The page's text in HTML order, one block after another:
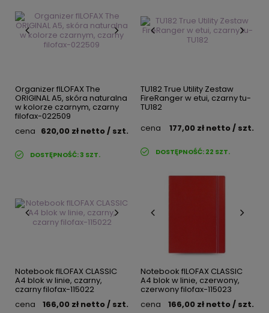
Organizer fILOFAX The
ORIGINAL A5, skóra naturalna
w kolorze czarnym, czarny
filofax-022509
cena 620,00 zł netto/ szt.
DOSTĘPNOŚĆ:3 SZT.
TU182 True Utility Zestaw
FireRanger w etui, czarny tu-
TU182
cena
177,00 zł netto/ szt.
DOSTĘPNOŚĆ:22 SZT.
Notebook fILOFAX CLASSIC
A4 blok w linie, czarny,
czarny filofax-115022
cena
166,00 zł netto/ szt.
Notebook fILOFAX CLASSIC
A4 blok w linie, czerwony,
czerwony filofax-115023
cena
166,00 zł netto/ szt.